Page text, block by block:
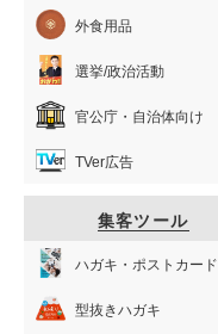
外食用品
選挙/政治活動
官公庁・自治体向け
TVer広告
集客ツール
ハガキ・ポストカード
型抜きハガキ